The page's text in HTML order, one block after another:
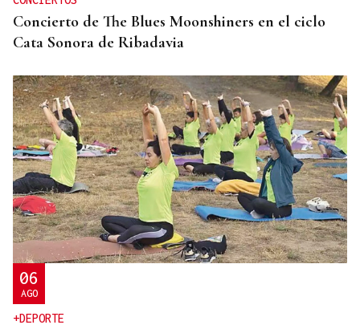
Concierto de The Blues Moonshiners en el ciclo
Cata Sonora de Ribadavia
06
AGO
+DEPORTE